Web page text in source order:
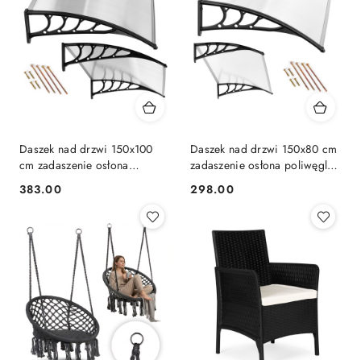
Daszek nad drzwi 150x100
cm zadaszenie osłona
poliwęglan MultiGarden
Cena:
383.00
Daszek nad drzwi 150x80 cm
zadaszenie osłona poliwęglan
MultiGarden
Cena:
298.00